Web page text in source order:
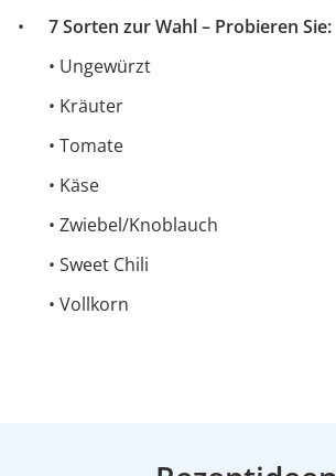
7 Sorten zur Wahl – Probieren Sie:
• Ungewürzt
• Kräuter
• Tomate
• Käse
• Zwiebel/Knoblauch
• Sweet Chili
• Vollkorn